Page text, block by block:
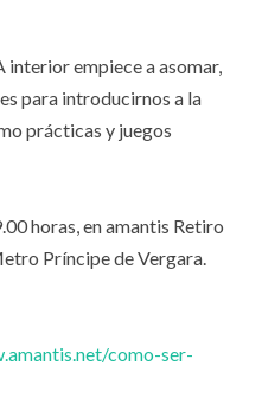
interior empiece a asomar,
para introducirnos a la
prácticas y juegos
horas, en amantis Retiro
Príncipe de Vergara.
como-ser-